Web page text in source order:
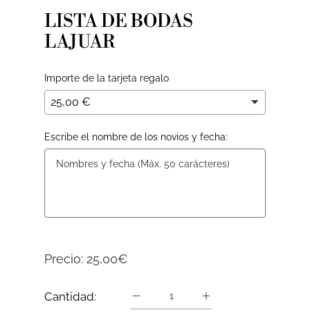
LISTA DE BODAS
LAJUAR
Importe de la tarjeta regalo
Escribe el nombre de los novios y fecha:
Precio: 25,00€
Cantidad: